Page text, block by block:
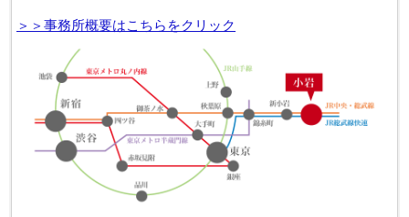
＞＞事務所概要はこちらをクリック